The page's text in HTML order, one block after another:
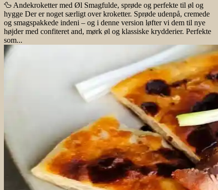
🦆 Andekroketter med Øl Smagfulde, sprøde og perfekte til øl og
hygge Der er noget særligt over kroketter. Sprøde udenpå, cremede
og smagspakkede indeni – og i denne version løfter vi dem til nye
højder med confiteret and, mørk øl og klassiske krydderier. Perfekte
som...